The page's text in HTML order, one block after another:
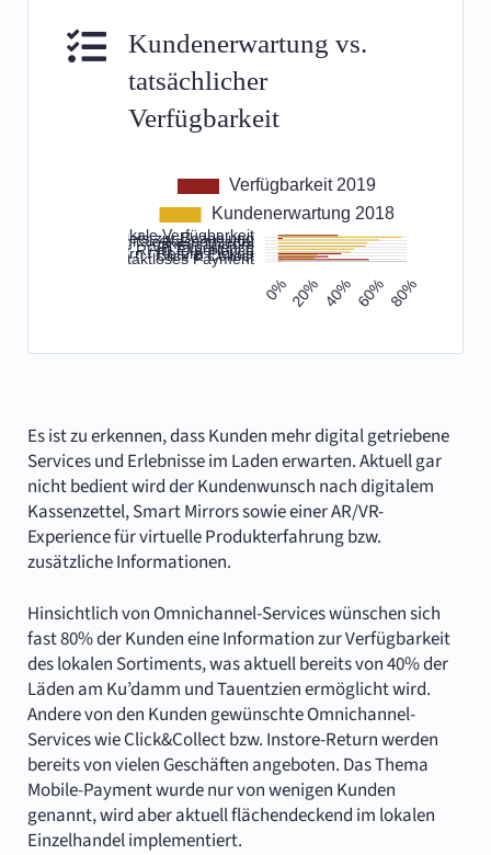
Kundenerwartung vs.
tatsächlicher
Verfügbarkeit
Es ist zu erkennen, dass Kunden mehr digital getriebene
Services und Erlebnisse im Laden erwarten. Aktuell gar
nicht bedient wird der Kundenwunsch nach digitalem
Kassenzettel, Smart Mirrors sowie einer AR/VR-
Experience für virtuelle Produkterfahrung bzw.
zusätzliche Informationen.
Hinsichtlich von Omnichannel-Services wünschen sich
fast 80% der Kunden eine Information zur Verfügbarkeit
des lokalen Sortiments, was aktuell bereits von 40% der
Läden am Ku’damm und Tauentzien ermöglicht wird.
Andere von den Kunden gewünschte Omnichannel-
Services wie Click&Collect bzw. Instore-Return werden
bereits von vielen Geschäften angeboten. Das Thema
Mobile-Payment wurde nur von wenigen Kunden
genannt, wird aber aktuell flächendeckend im lokalen
Einzelhandel implementiert.